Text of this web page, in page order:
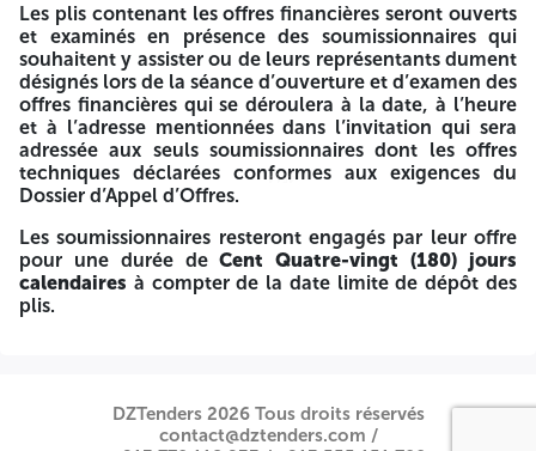
4514
Bakhti Nemmiche (Rond-Point Cité Djamel) - Oran Le délai
imparti pour la préparation des offres est fixéà (30) Jours
compter de la date de publication et de parution de l’avis
du présent appel d’offres au BAOSEM, sauf si une
prorogation a été accordée, les offres doivent être
déposées par le soumissionnaire pendant les Jours
ouvrables, de 8h00 à 16h00au plus tard le dernier Jour de
dépôt des offres .
férié et/ou un Jours de repos légal, les plis peuvent être
déposés le Jours ouvrable suivant.
Toute soumission réceptionnée après ce délai sera rejetée.
Les offres techniques sont assorties d’une caution de
4514
Les plis contenant les offres financières seront ouverts
et examinés en présence des soumissionnaires qui
souhaitent y assister ou de leurs représentants dument
désignés lors de la séance d’ouverture et d’examen des
offres financières qui se déroulera à la date, à l’heure
et à l’adresse mentionnées dans l’invitation qui sera
adressée aux seuls soumissionnaires dont les offres
techniques déclarées conformes aux exigences du
Dossier d’Appel d’Offres.
Les soumissionnaires resteront engagés par leur offre
pour une durée deCent Quatre-vingt (180) jours
calendaires à compter de la date limite de dépôt des
plis.
DZTenders 2026 Tous droits réservés
contact@dztenders.com /